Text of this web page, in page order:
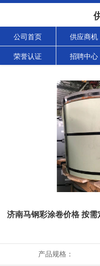
公司首页 供应商机
荣誉认证 招聘中心
济南马钢彩涂卷价格 按需
产品规格：